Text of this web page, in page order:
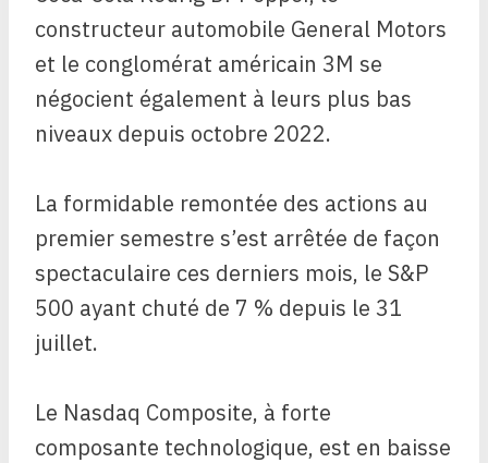
constructeur automobile General Motors
et le conglomérat américain 3M se
négocient également à leurs plus bas
niveaux depuis octobre 2022.
La formidable remontée des actions au
premier semestre s’est arrêtée de façon
spectaculaire ces derniers mois, le S&P
500 ayant chuté de 7 % depuis le 31
juillet.
Le Nasdaq Composite, à forte
composante technologique, est en baisse